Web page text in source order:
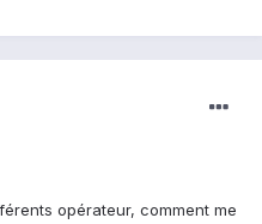
opérateur, comment me